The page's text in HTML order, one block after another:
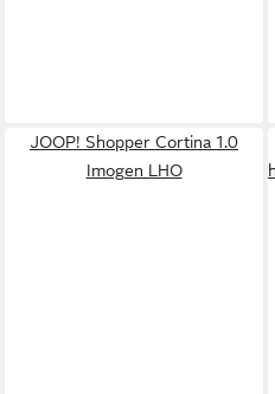
JOOP! Shopper Cortina 1.0
Imogen LHO